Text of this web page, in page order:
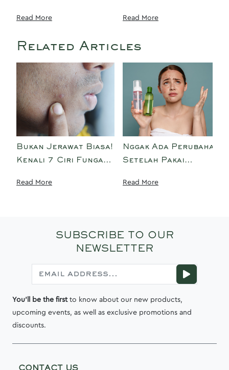
Menanam 22 Pohon,
Pantai, dan Program
Tukar Botol, Rawat
Bumi
Read More
Lama Saat Upacara
Read More
Related Articles
Bukan Jerawat Biasa!
Kenali 7 Ciri Fungal
Cara Mengatasinya
Read More
Nggak Ada Perubahan
Setelah Pakai
Penyebabnya!
Read More
SUBSCRIBE TO OUR
NEWSLETTER
You'll be the firstto know about our new products,
upcoming events, as well as exclusive promotions and
discounts.
CONTACT US